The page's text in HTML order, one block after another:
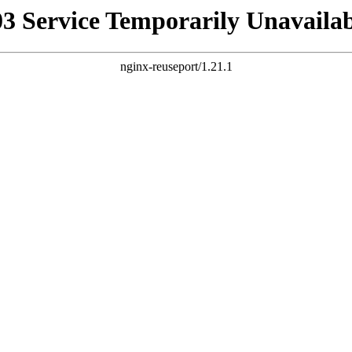
Service Temporarily
nginx-reuseport/1.21.1